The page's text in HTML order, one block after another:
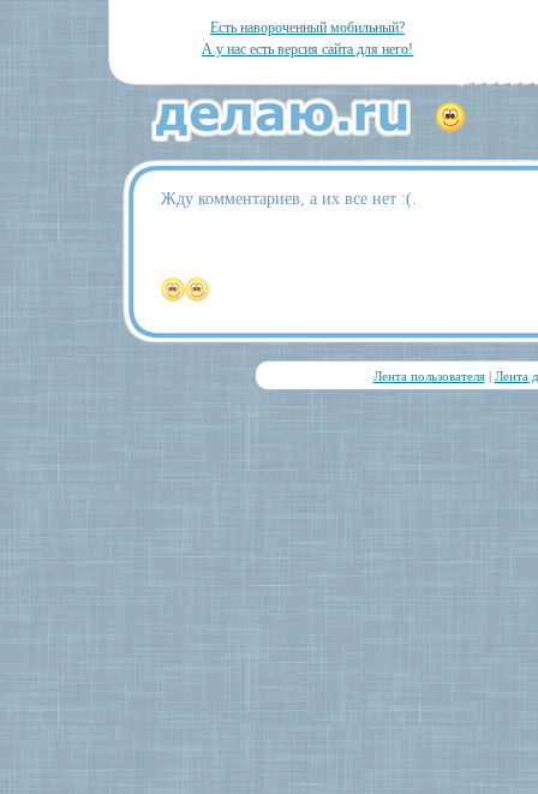
Есть навороченный мобильный?
А у нас есть версия сайта для него!
Жду комментариев, а их все нет :(.
Лента пользователя| Лента